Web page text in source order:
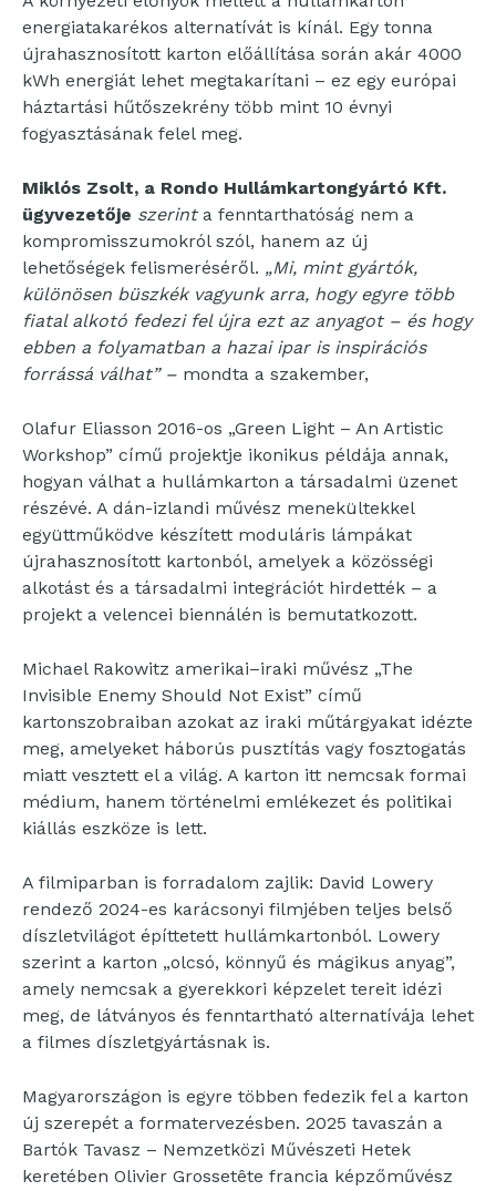
energiatakarékos alternatívát is kínál. Egy tonna
újrahasznosított karton előállítása során akár 4000
kWh energiát lehet megtakarítani – ez egy európai
háztartási hűtőszekrény több mint 10 évnyi
fogyasztásának felel meg.
Miklós Zsolt, a Rondo Hullámkartongyártó Kft.
ügyvezetője szerinta fenntarthatóság nem a
kompromisszumokról szól, hanem az új
lehetőségek felismeréséről. „Mi, mint gyártók,
különösen büszkék vagyunk arra, hogy egyre több
fiatal alkotó fedezi fel újra ezt az anyagot – és hogy
ebben a folyamatban a hazai ipar is inspirációs
forrássá válhat” – mondta a szakember,
Olafur Eliasson 2016-os „Green Light – An Artistic
Workshop” című projektje ikonikus példája annak,
hogyan válhat a hullámkarton a társadalmi üzenet
részévé. A dán-izlandi művész menekültekkel
együttműködve készített moduláris lámpákat
újrahasznosított kartonból, amelyek a közösségi
alkotást és a társadalmi integrációt hirdették – a
projekt a velencei biennálén is bemutatkozott.
Michael Rakowitz amerikai–iraki művész „The
Invisible Enemy Should Not Exist” című
kartonszobraiban azokat az iraki műtárgyakat idézte
meg, amelyeket háborús pusztítás vagy fosztogatás
miatt vesztett el a világ. A karton itt nemcsak formai
médium, hanem történelmi emlékezet és politikai
kiállás eszköze is lett.
A filmiparban is forradalom zajlik: David Lowery
rendező 2024-es karácsonyi filmjében teljes belső
díszletvilágot építtetett hullámkartonból. Lowery
szerint a karton „olcsó, könnyű és mágikus anyag”,
amely nemcsak a gyerekkori képzelet tereit idézi
meg, de látványos és fenntartható alternatívája lehet
a filmes díszletgyártásnak is.
Magyarországon is egyre többen fedezik fel a karton
új szerepét a formatervezésben. 2025 tavaszán a
Bartók Tavasz – Nemzetközi Művészeti Hetek
keretében Olivier Grossetête francia képzőművész